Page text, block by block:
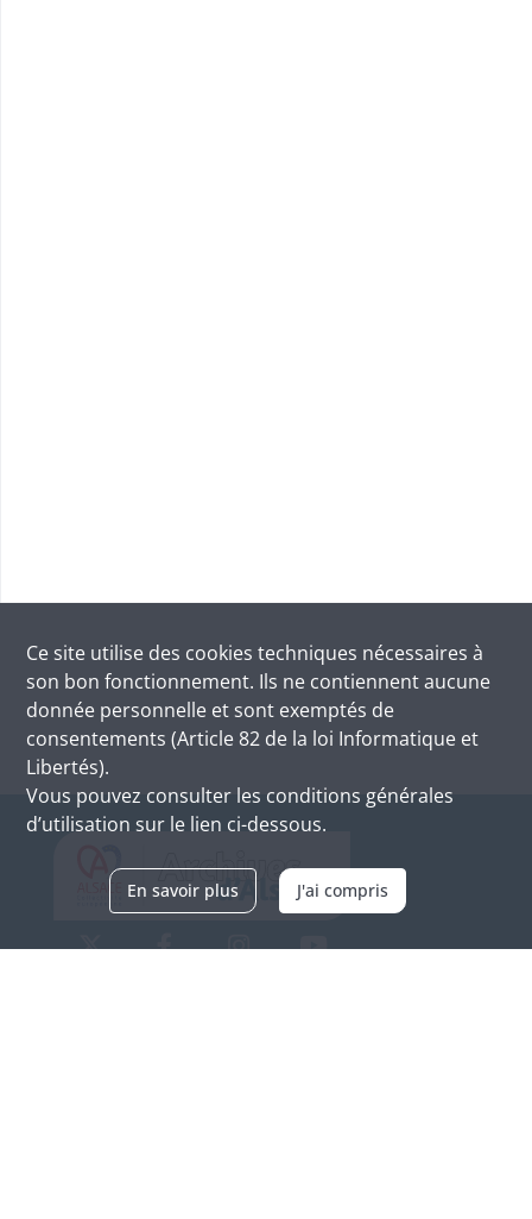
Ce site utilise des cookies techniques nécessaires à
son bon fonctionnement. Ils ne contiennent aucune
donnée personnelle et sont exemptés de
consentements (Article 82 de la loi Informatique et
Libertés).
Vous pouvez consulter les conditions générales
d’utilisation sur le lien ci-dessous.
En savoir plus J'ai compris